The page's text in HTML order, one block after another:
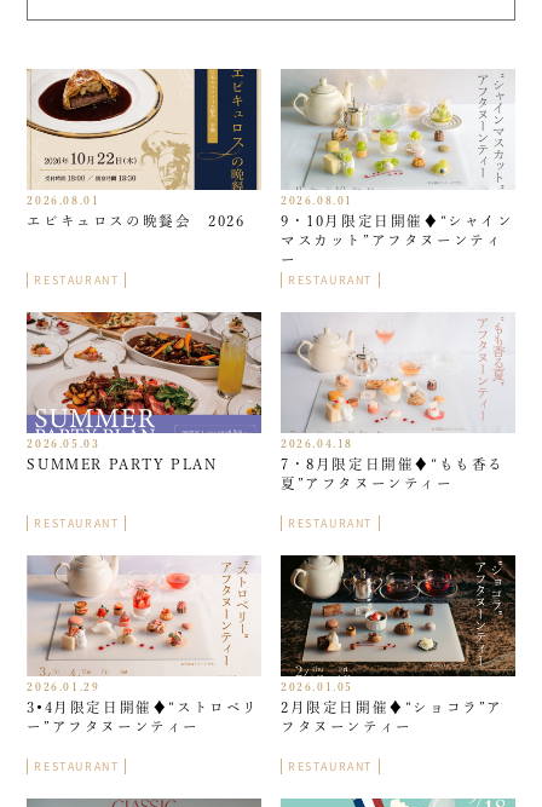
2026.08.01
エピキュロスの晩餐会 2026
RESTAURANT
2026.08.01
9・10月限定日開催♦︎“シャイン
マスカット”アフタヌーンティ
ー
RESTAURANT
2026.05.03
SUMMER PARTY PLAN
RESTAURANT
2026.04.18
7・8月限定日開催♦︎“もも香る
夏”アフタヌーンティー
RESTAURANT
2026.01.29
3•4月限定日開催♦︎“ストロベリ
ー”アフタヌーンティー
RESTAURANT
2026.01.05
2月限定日開催♦︎“ショコラ”ア
フタヌーンティー
RESTAURANT